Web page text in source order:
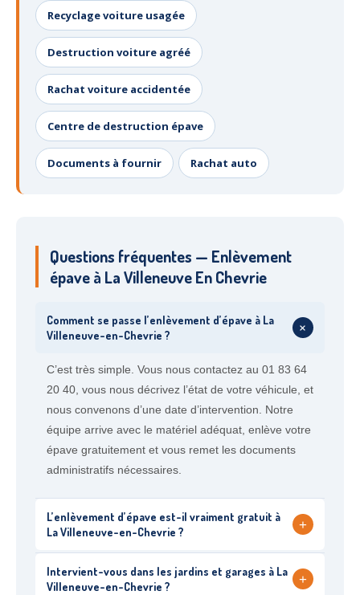
Recyclage voiture usagée
Destruction voiture agréé
Rachat voiture accidentée
Centre de destruction épave
Documents à fournir Rachat auto
Questions fréquentes — Enlèvement
épave à La Villeneuve En Chevrie
Comment se passe l’enlèvement d’épave à La
Villeneuve-en-Chevrie ?
+
C’est très simple. Vous nous contactez au 01 83 64
20 40, vous nous décrivez l’état de votre véhicule, et
nous convenons d’une date d’intervention. Notre
équipe arrive avec le matériel adéquat, enlève votre
épave gratuitement et vous remet les documents
administratifs nécessaires.
L’enlèvement d’épave est-il vraiment gratuit à
La Villeneuve-en-Chevrie ?
+
Intervient-vous dans les jardins et garages à La
Villeneuve-en-Chevrie ?
+